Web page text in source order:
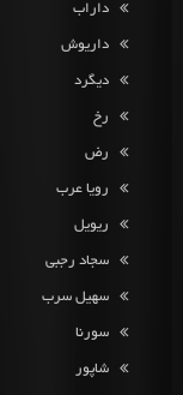
داراب
داریوش
دیگرد
رخ
رض
رویا عرب
ریویل
سجاد رجبی
سهیل سرب
سورنا
شاپور